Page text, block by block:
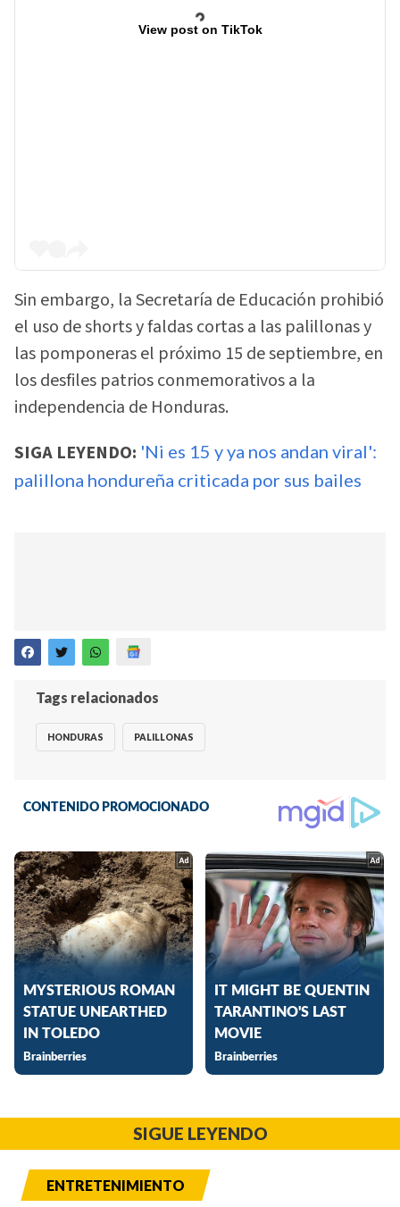
View post on TikTok
Sin embargo, la Secretaría de Educación prohibió
el uso de shorts y faldas cortas a las palillonas y
las pomponeras el próximo 15 de septiembre, en
los desfiles patrios conmemorativos a la
independencia de Honduras.
SIGA LEYENDO: 'Ni es 15 y ya nos andan viral':
palillona hondureña criticada por sus bailes
Tags relacionados
HONDURAS PALILLONAS
SIGUE LEYENDO
ENTRETENIMIENTO